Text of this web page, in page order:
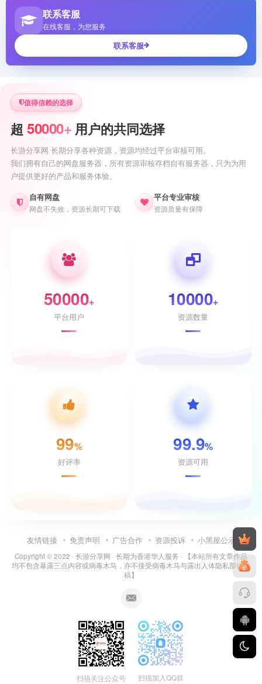
联系客服
在线客服，为您服务
联系客服
值得信赖的选择
超 50000+ 用户的共同选择
长游分享网 长期分享各种资源，资源均经过平台审核可用。
我们拥有自己的网盘服务器，所有资源审核存档自有服务器，只为为用
户提供更好的产品和服务体验。
自有网盘
网盘不失效，资源长期可下载
平台专业审核
资源质量有保障
50000+
平台用户
10000+
资源数量
99%
好评率
99.9%
资源可用
友情链接 免责声明 广告合作 资源投诉 小黑屋公示
Copyright © 2022 · 长游分享网 · 长期为香港华人服务 · 【本站所有文章作品
均不包含暴露三点内容或病毒木马，亦不接受病毒木马与露出人体隐私部位投
稿】
扫描关注公众号 扫描加入QQ群